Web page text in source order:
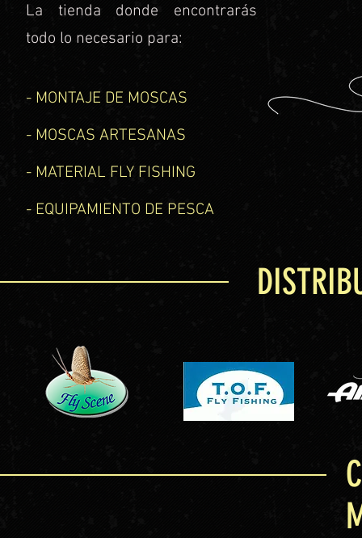
encontrarás
La tienda donde encontrarás
todo lo necesario para:
- MONTAJE DE MOSCAS
- MOSCAS ARTESANAS
- MATERIAL FLY FISHING
- EQUIPAMIENTO DE PESCA